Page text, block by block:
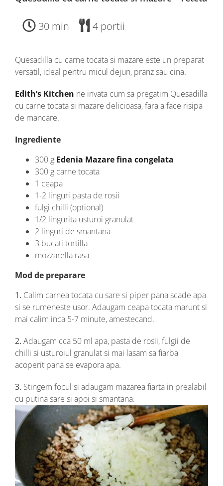
30 min 4 portii
Quesadilla cu carne tocata si mazare este un preparat
versatil, ideal pentru micul dejun, pranz sau cina.
Edith’s Kitchen ne invata cum sa pregatim Quesadilla
cu carne tocata si mazare delicioasa, fara a face risipa
de mancare.
Ingrediente
300 g Edenia Mazare fina congelata
300 g carne tocata
1 ceapa
1-2 linguri pasta de rosii
fulgi chilli (optional)
1/2 lingurita usturoi granulat
2 linguri de smantana
3 bucati tortilla
mozzarella rasa
Mod de preparare
1. Calim carnea tocata cu sare si piper pana scade apa
si se rumeneste usor. Adaugam ceapa tocata marunt si
mai calim inca 5-7 minute, amestecand.
2. Adaugam cca 50 ml apa, pasta de rosii, fulgii de
chilli si usturoiul granulat si mai lasam sa fiarba
acoperit pana se evapora apa.
3. Stingem focul si adaugam mazarea fiarta in prealabil
cu putina sare si apoi si smantana.